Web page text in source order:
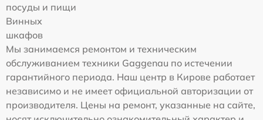
посуды и пищи
Винных
шкафов
Мы занимаемся ремонтом и техническим
обслуживанием техники Gaggenau по истечении
гарантийного периода. Наш центр в Кирове работает
независимо и не имеет официальной авторизации от
производителя. Цены на ремонт, указанные на сайте,